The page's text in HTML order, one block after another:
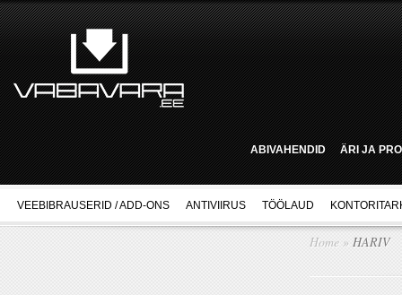
ABIVAHENDID ÄRI JA
VEEBIBRAUSERID / ADD-ONS ANTIVIIRUS TÖÖLAUD
Home » HARIV